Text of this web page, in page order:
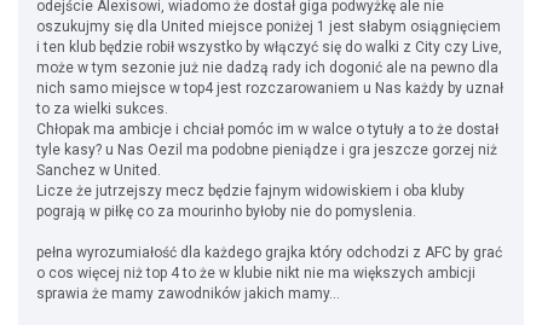
odejście Alexisowi, wiadomo że dostał giga podwyżkę ale nie
oszukujmy się dla United miejsce poniżej 1 jest słabym osiągnięciem
i ten klub będzie robił wszystko by włączyć się do walki z City czy Live,
może w tym sezonie już nie dadzą rady ich dogonić ale na pewno dla
nich samo miejsce w top4 jest rozczarowaniem u Nas każdy by uznał
to za wielki sukces.
Chłopak ma ambicje i chciał pomóc im w walce o tytuły a to że dostał
tyle kasy? u Nas Oezil ma podobne pieniądze i gra jeszcze gorzej niż
Sanchez w United.
Licze że jutrzejszy mecz będzie fajnym widowiskiem i oba kluby
pograją w piłkę co za mourinho byłoby nie do pomyslenia.
pełna wyrozumiałość dla każdego grajka który odchodzi z AFC by grać
o cos więcej niż top 4 to że w klubie nikt nie ma większych ambicji
sprawia że mamy zawodników jakich mamy...